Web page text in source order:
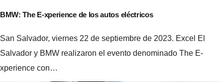
BMW: The E-xperience de los autos eléctricos
San Salvador, viernes 22 de septiembre de 2023. Excel El
Salvador y BMW realizaron el evento denominado The E-
xperience con…